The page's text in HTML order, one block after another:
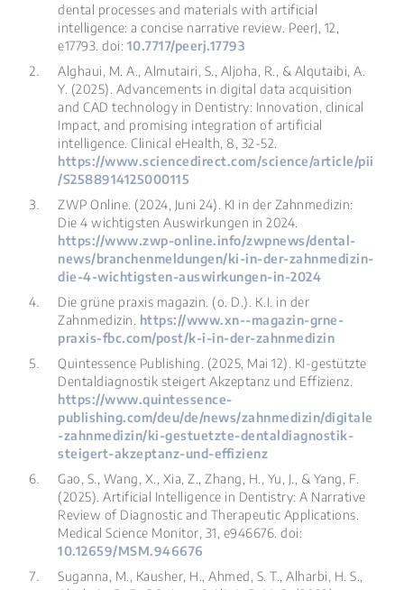
dental processes and materials with artificial
intelligence: a concise narrative review. PeerJ, 12
e17793. doi: 10.7717/peerj.17793
Alghaui, M. A., Almutairi, S., Aljoha, R., & Alqutaibi, A.
Y. (2025). Advancements in digital data acquisition
and CAD technology in Dentistry: Innovation, clinical
Impact, and promising integration of artificial
intelligence. Clinical eHealth, 8 , 32-52.
https://www.sciencedirect.com/science/article/pii
/S2588914125000115
ZWP Online. (2024, Juni 24). KI in der Zahnmedizin:
Die 4 wichtigsten Auswirkungen in 2024
https://www.zwp-online.info/zwpnews/dental-
news/branchenmeldungen/ki-in-der-zahnmedizin-
die-4-wichtigsten-auswirkungen-in-2024
Die grüne praxis magazin. (o. D.). K.I. in der
Zahnmedizin https://www.xn--magazin-grne-
praxis-fbc.com/post/k-i-in-der-zahnmedizin
Quintessence Publishing. (2025, Mai 12). KI-gestützte
Dentaldiagnostik steigert Akzeptanz und Effizienz
https://www.quintessence-
publishing.com/deu/de/news/zahnmedizin/digitale
-zahnmedizin/ki-gestuetzte-dentaldiagnostik-
steigert-akzeptanz-und-effizienz
Gao, S., Wang, X., Xia, Z., Zhang, H., Yu, J., & Yang, F.
(2025). Artificial Intelligence in Dentistry: A Narrative
Review of Diagnostic and Therapeutic Applications.
Medical Science Monitor, 31 , e946676. doi:
10.12659/MSM.946676
Suganna, M., Kausher, H., Ahmed, S. T., Alharbi, H. S.,